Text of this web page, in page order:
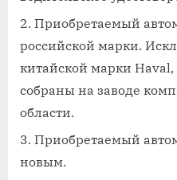
Приобретаемый
российской марки.
китайской марки
собраны на заводе
области.
Приобретаемый
новым.